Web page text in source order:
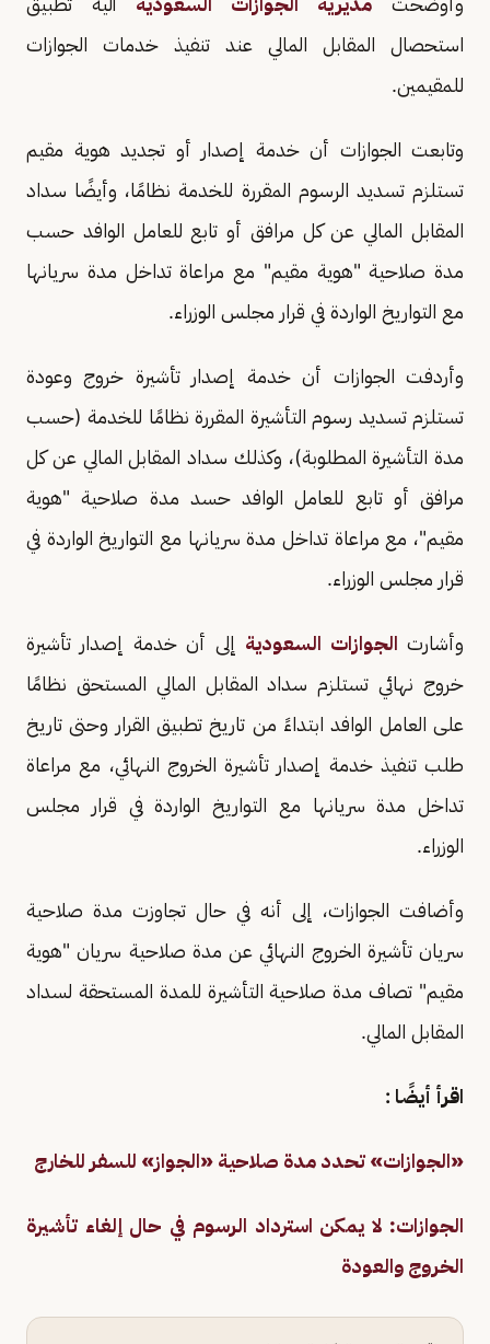
استحصال المقابل المالي عند تنفيذ خدمات الجوازات
للمقيمين.
وتابعت الجوازات أن خدمة إصدار أو تجديد هوية مقيم
تستلزم تسديد الرسوم المقررة للخدمة نظامًا، وأيضًا سداد
المقابل المالي عن كل مرافق أو تابع للعامل الوافد حسب
مدة صلاحية "هوية مقيم" مع مراعاة تداخل مدة سريانها
مع التواريخ الواردة في قرار مجلس الوزراء.
وأردفت الجوازات أن خدمة إصدار تأشيرة خروج وعودة
تستلزم تسديد رسوم التأشيرة المقررة نظامًا للخدمة (حسب
مدة التأشيرة المطلوبة)، وكذلك سداد المقابل المالي عن كل
مرافق أو تابع للعامل الوافد حسد مدة صلاحية "هوية
مقيم"، مع مراعاة تداخل مدة سريانها مع التواريخ الواردة في
قرار مجلس الوزراء.
وأشارت الجوازات السعودية إلى أن خدمة إصدار تأشيرة
خروج نهائي تستلزم سداد المقابل المالي المستحق نظامًا
على العامل الوافد ابتداءً من تاريخ تطبيق القرار وحتى تاريخ
طلب تنفيذ خدمة إصدار تأشيرة الخروج النهائي، مع مراعاة
تداخل مدة سريانها مع التواريخ الواردة في قرار مجلس
الوزراء.
وأضافت الجوازات، إلى أنه في حال تجاوزت مدة صلاحية
سريان تأشيرة الخروج النهائي عن مدة صلاحية سريان "هوية
مقيم" تصاف مدة صلاحية التأشيرة للمدة المستحقة لسداد
المقابل المالي.
اقرأ أيضًا :
«الجوازات» تحدد مدة صلاحية «الجواز» للسفر للخارج
الجوازات: لا يمكن استرداد الرسوم في حال إلغاء تأشيرة
الخروج والعودة